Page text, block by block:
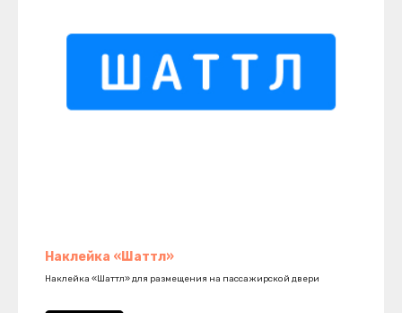
Наклейка «Шаттл»
Наклейка «Шаттл» для размещения на пассажирской двери